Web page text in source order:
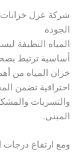
شركة عزل خزانات
الجودة
المياه النظيفة
أساسية ترتبط
خزان المياه من
احترافية تضمن
والتسربات
المبنى.
ومع ارتفاع درجات